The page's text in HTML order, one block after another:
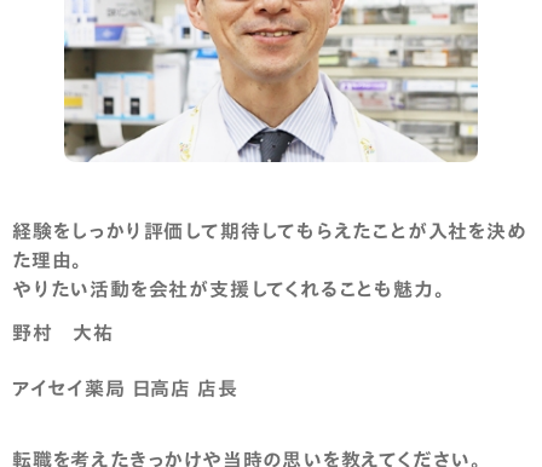
経験をしっかり評価して期待してもらえたことが入社を決め
た理由。
やりたい活動を会社が支援してくれることも魅力。
野村 大祐
アイセイ薬局 日高店 店長
転職を考えたきっかけや当時の思いを教えてください。